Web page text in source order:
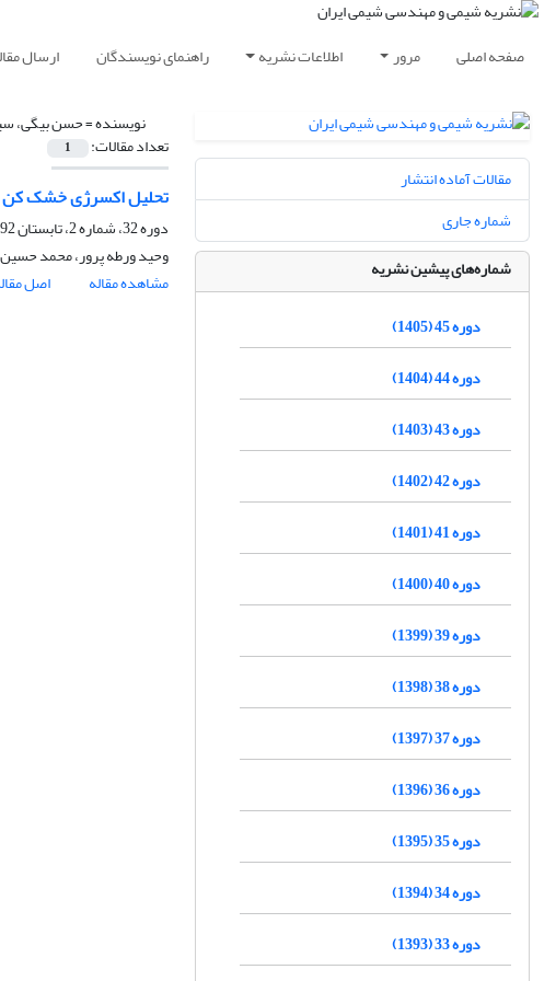
صفحه اصلی مرور اطلاعات نشریه راهنمای نویسندگان ارسال
نویسنده =حسن بیگی،
تعداد مقالات: 1
تحلیل اکسرژی خشک کن
دوره 32، شماره 2، تابستان 1392، صفحه
وحید ورطه پرور، محمد
مشاهده مقاله
اصل
مقالات آماده انتشار
شماره جاری
شماره‌های پیشین نشریه
دوره 45 (1405)
دوره 44 (1404)
دوره 43 (1403)
دوره 42 (1402)
دوره 41 (1401)
دوره 40 (1400)
دوره 39 (1399)
دوره 38 (1398)
دوره 37 (1397)
دوره 36 (1396)
دوره 35 (1395)
دوره 34 (1394)
دوره 33 (1393)